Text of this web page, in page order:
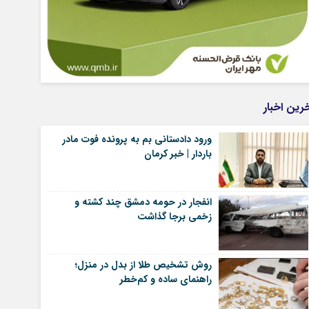
اخبار
ورود دادستانی بم به پرونده فوت مادر
باردار | خبر کرمان
انفجار در حومه دمشق چند کشته و
زخمی برجا گذاشت
روش تشخیص طلا از بدل در منزل؛
راهنمای ساده و کم‌خطر